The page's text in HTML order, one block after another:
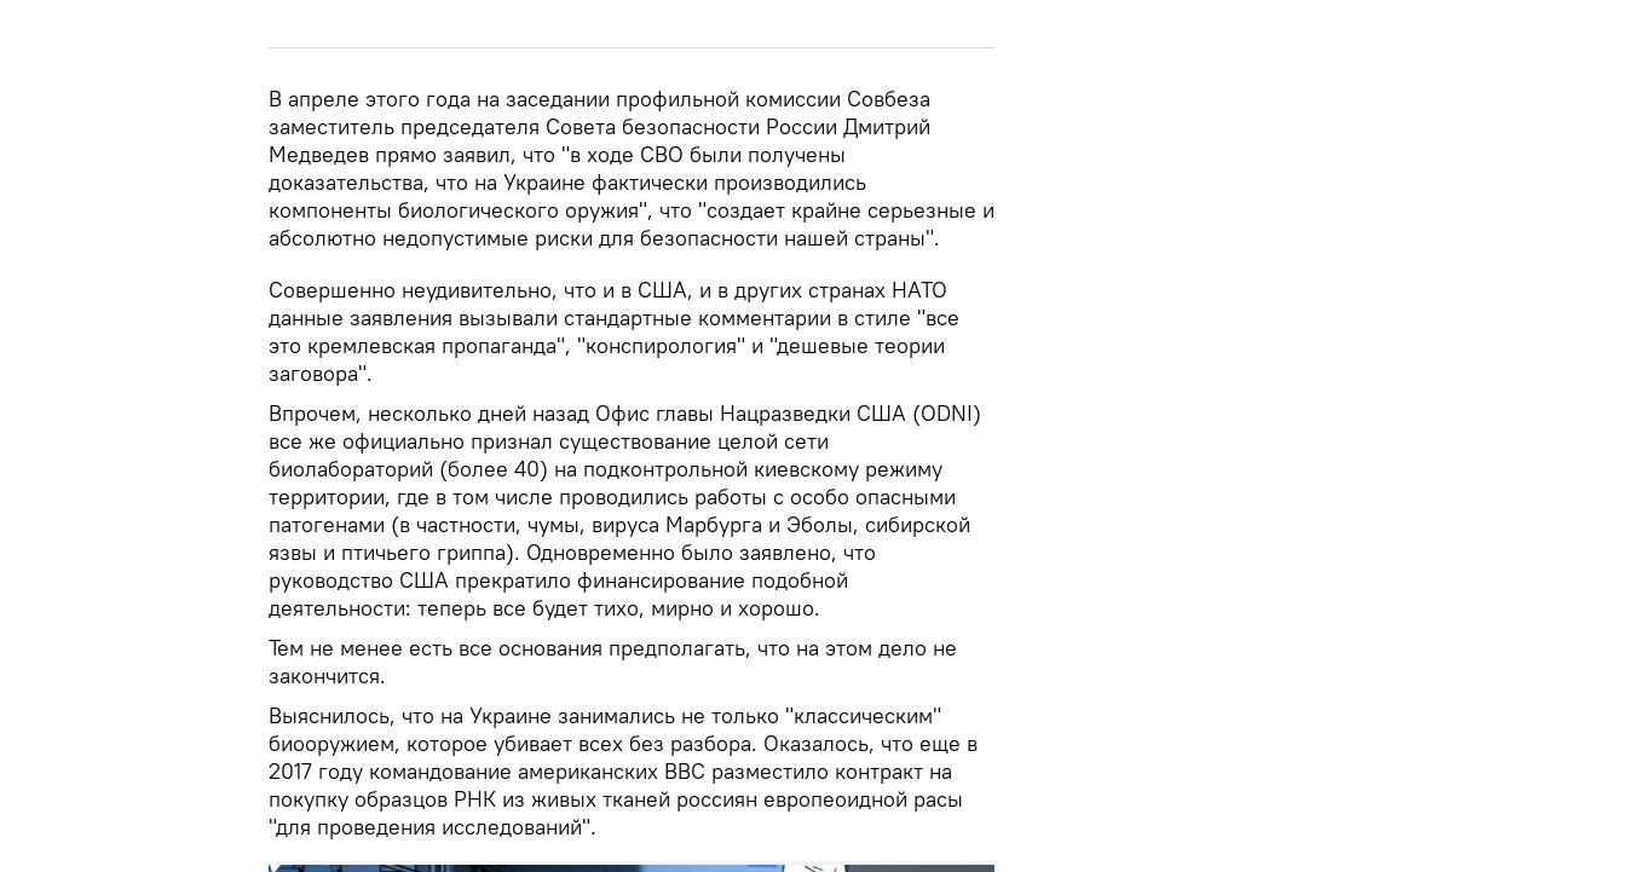
В апреле этого года на заседании профильной комиссии Совбеза
заместитель председателя Совета безопасности России Дмитрий
Медведев прямо заявил, что "в ходе СВО были получены
доказательства, что на Украине фактически производились
компоненты биологического оружия", что "создает крайне серьезные и
абсолютно недопустимые риски для безопасности нашей страны".
Совершенно неудивительно, что и в США, и в других странах НАТО
данные заявления вызывали стандартные комментарии в стиле "все
это кремлевская пропаганда", "конспирология" и "дешевые теории
заговора".
Впрочем, несколько дней назад Офис главы Нацразведки США (ODNI)
все же официально признал существование целой сети
биолабораторий (более 40) на подконтрольной киевскому режиму
территории, где в том числе проводились работы с особо опасными
патогенами (в частности, чумы, вируса Марбурга и Эболы, сибирской
язвы и птичьего гриппа). Одновременно было заявлено, что
руководство США прекратило финансирование подобной
деятельности: теперь все будет тихо, мирно и хорошо.
Тем не менее есть все основания предполагать, что на этом дело не
закончится.
Выяснилось, что на Украине занимались не только "классическим"
биооружием, которое убивает всех без разбора. Оказалось, что еще в
2017 году командование американских ВВС разместило контракт на
покупку образцов РНК из живых тканей россиян европеоидной расы
"для проведения исследований".